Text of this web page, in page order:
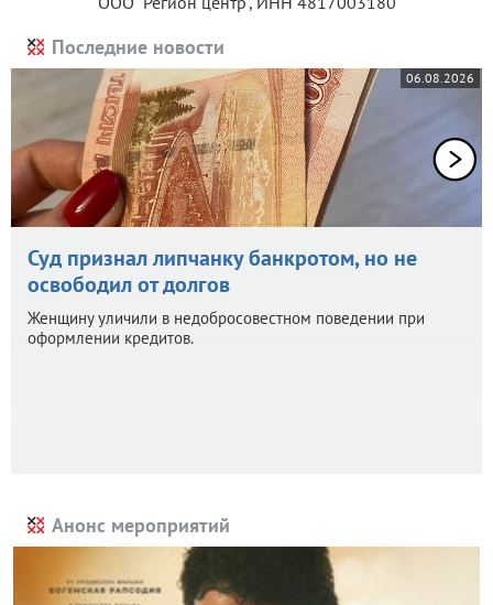
Последние новости
06.08.2026
Суд признал липчанку банкротом, но не
освободил от долгов
Женщину уличили в недобросовестном поведении при
оформлении кредитов.
Анонс мероприятий